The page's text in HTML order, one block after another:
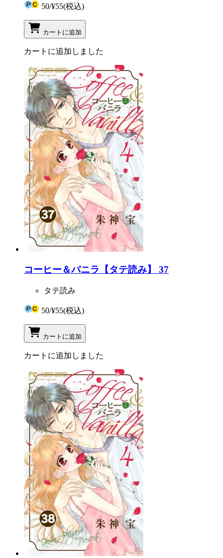
50/¥55(税込)
カートに追加
カートに追加しました
コーヒー＆バニラ【タテ読み】 37
タテ読み
50/¥55(税込)
カートに追加
カートに追加しました